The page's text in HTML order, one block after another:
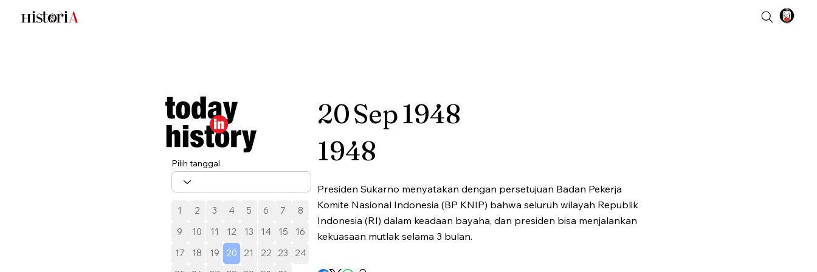
Pilih tanggal
1 2 3 4 5 6 7
8
9
10 11 12 13 14 15
16
17
18 19 20 21 22 23
24
20Sep1948
1948
Presiden Sukarno menyatakan dengan persetujuan Badan Pekerja
Komite Nasional Indonesia (BP KNIP) bahwa seluruh wilayah Republik
Indonesia (RI) dalam keadaan bayaha, dan presiden bisa menjalankan
kekuasaan mutlak selama 3 bulan.